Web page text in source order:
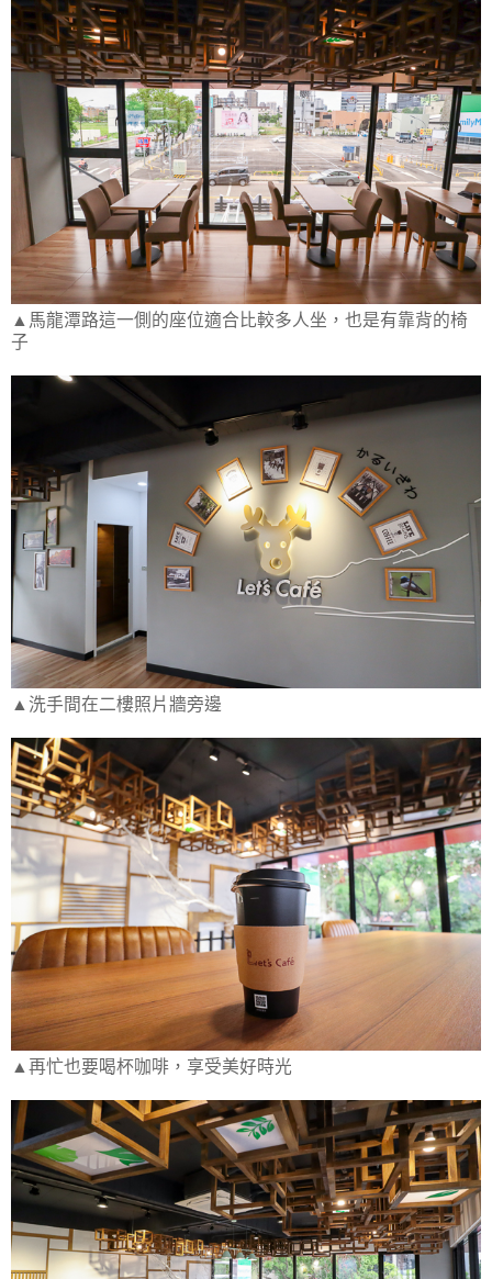
▲馬龍潭路這一側的座位適合比較多人坐，也是有靠背的椅
子
▲洗手間在二樓照片牆旁邊
▲再忙也要喝杯咖啡，享受美好時光